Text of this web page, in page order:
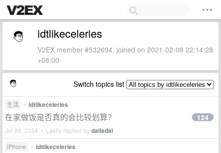
idtlikeceleries
V2EX member #532694, joined on 2021-02-08 22:14:28
+08:00
Switch topics list
生活 • idtlikeceleries
在家做饭是否真的会比较划算？
Jul 26, 2024 • Lastly replied bydaiisdai
124
iPhone • idtlikeceleries